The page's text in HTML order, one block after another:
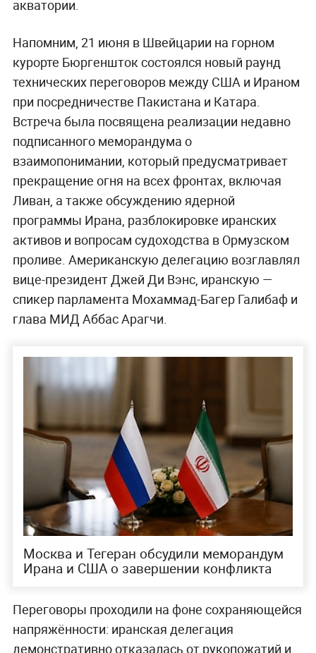
акватории.
Напомним, 21 июня в Швейцарии на горном
курорте Бюргеншток состоялся новый раунд
технических переговоров между США и Ираном
при посредничестве Пакистана и Катара.
Встреча была посвящена реализации недавно
подписанного меморандума о
взаимопонимании, который предусматривает
прекращение огня на всех фронтах, включая
Ливан, а также обсуждению ядерной
программы Ирана, разблокировке иранских
активов и вопросам судоходства в Ормузском
проливе. Американскую делегацию возглавлял
вице-президент Джей Ди Вэнс, иранскую —
спикер парламента Мохаммад-Багер Галибаф и
глава МИД Аббас Арагчи.
Москва и Тегеран обсудили меморандум
Ирана и США о завершении конфликта
Переговоры проходили на фоне сохраняющейся
напряжённости: иранская делегация
демонстративно отказалась от рукопожатий и